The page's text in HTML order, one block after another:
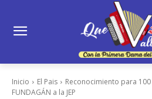
Inicio El Pais
Reconocimiento para
FUNDAGÁN a la JEP